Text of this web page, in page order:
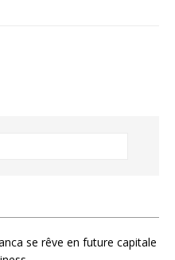
se rêve en future capitale